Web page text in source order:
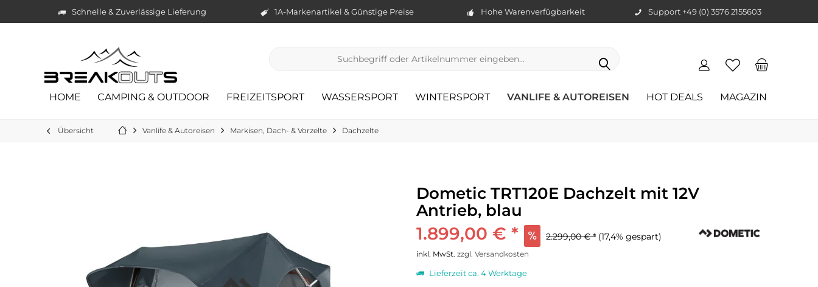
Schnelle & Zuverlässige Lieferung 1A-Markenartikel & Günstige Preise Hohe Warenverfügbarkeit Support +49 (0) 3576 2155603
HOME CAMPING & OUTDOOR FREIZEITSPORT WASSERSPORT WINTERSPORT VANLIFE & AUTOREISEN HOT DEALS MAGAZIN
Übersicht Vanlife & Autoreisen Markisen, Dach- & Vorzelte Dachzelte
Dometic TRT120E Dachzelt mit 12V
Antrieb, blau
1.899,00 € * 2.299,00 € * (17,4% gespart)
inkl. MwSt. zzgl. Versandkosten
Lieferzeit ca. 4 Werktage